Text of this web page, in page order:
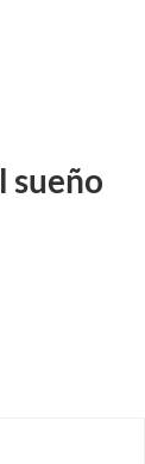
sueño